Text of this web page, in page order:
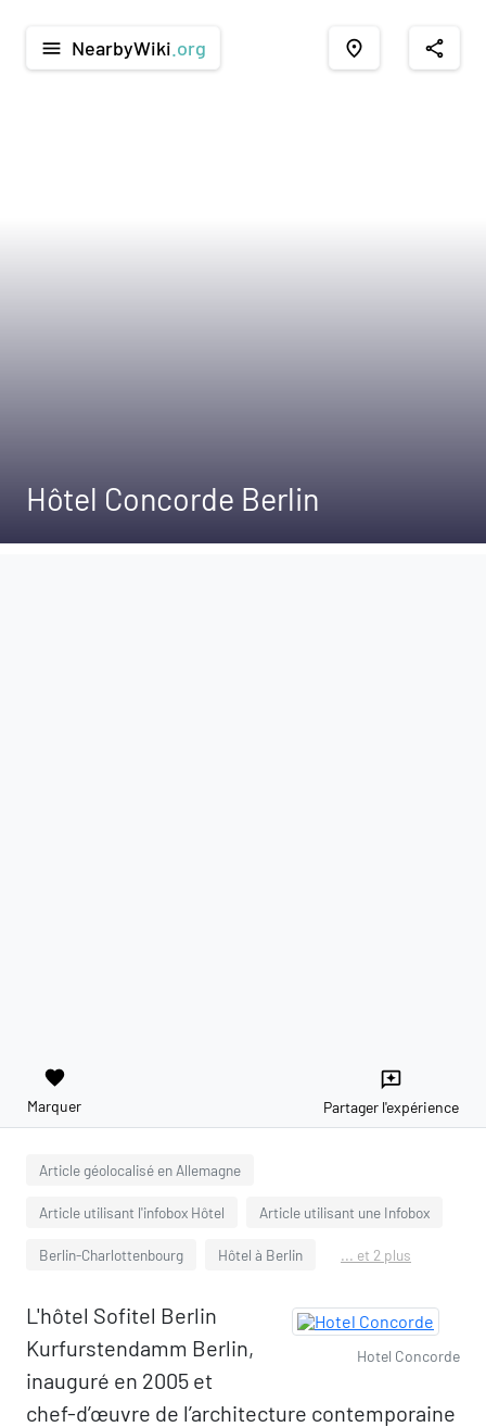
menu NearbyWiki .org place share
Hôtel Concorde Berlin
favorite
Marquer
reviews
Partager l'expérience
Article géolocalisé en Allemagne
Article utilisant l'infobox Hôtel Article utilisant une Infobox
Berlin-Charlottenbourg Hôtel à Berlin ... et 2 plus
Hotel Concorde
L'hôtel Sofitel Berlin
Kurfurstendamm Berlin,
inauguré en 2005 et
chef-d’œuvre de l’architecture contemporaine